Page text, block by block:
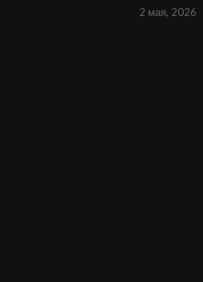
2 мая, 2026